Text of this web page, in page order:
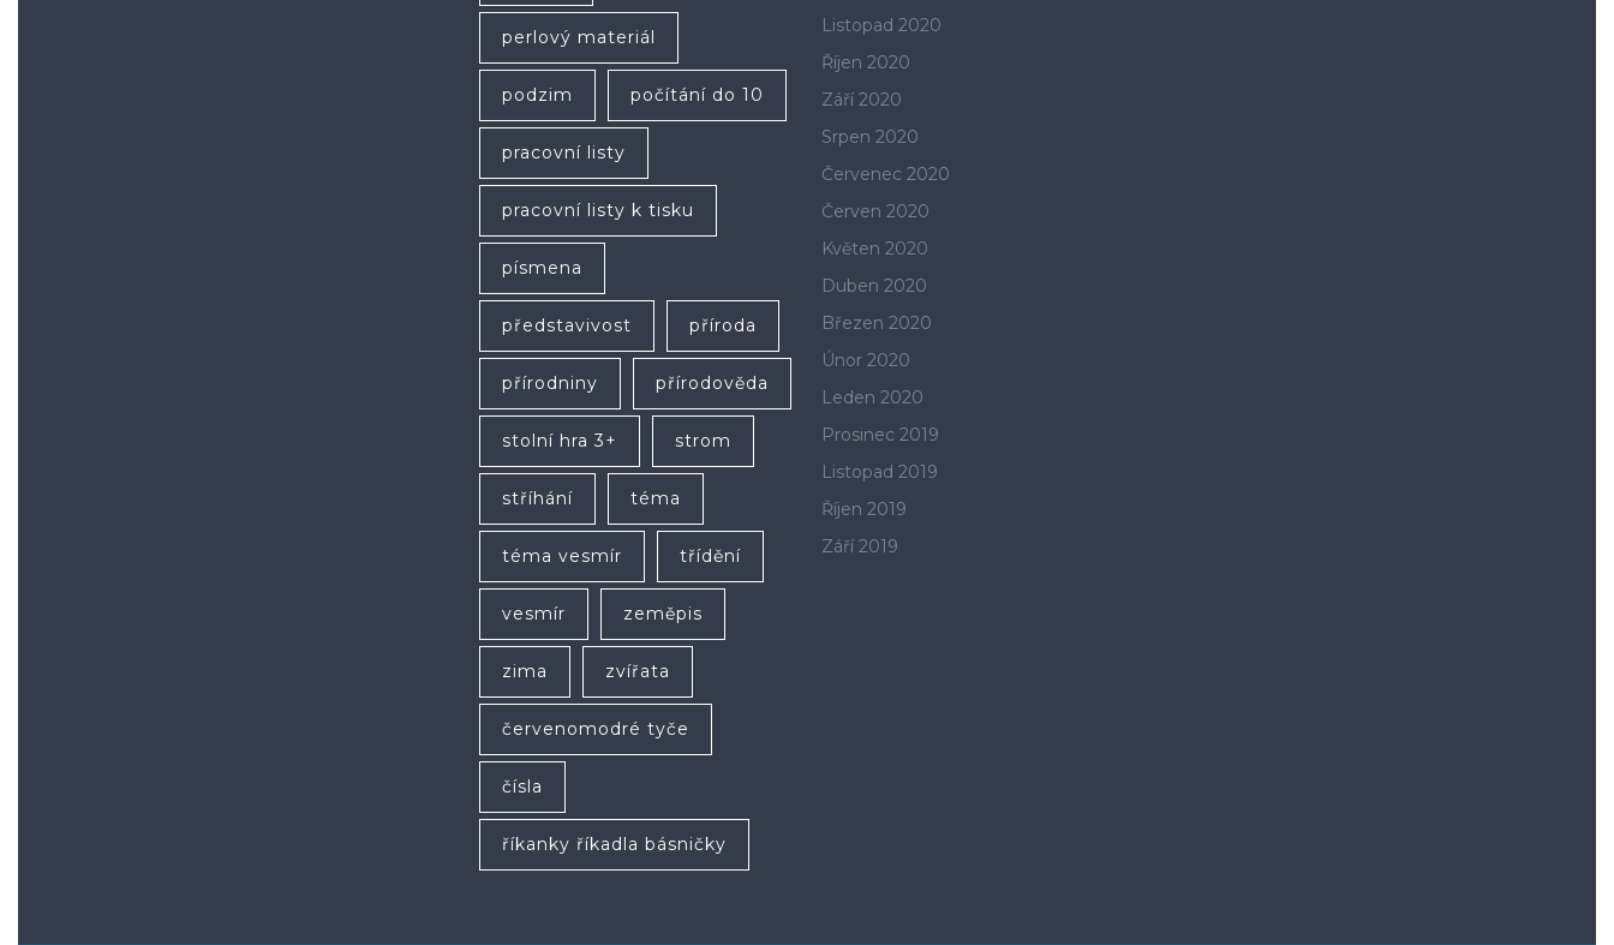
perlový materiál
podzim počítání do 10
pracovní listy
pracovní listy k tisku
písmena
představivost příroda
přírodniny přírodověda
stolní hra 3+ strom
stříhání téma
téma vesmír třídění
vesmír zeměpis
zima zvířata
červenomodré tyče
čísla
říkanky říkadla básničky
Listopad 2020
Říjen 2020
Září 2020
Srpen 2020
Červenec 2020
Červen 2020
Květen 2020
Duben 2020
Březen 2020
Únor 2020
Leden 2020
Prosinec 2019
Listopad 2019
Říjen 2019
Září 2019